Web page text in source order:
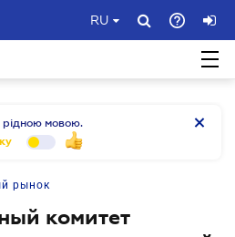
RU
рідною мовою.
рынок
комитет